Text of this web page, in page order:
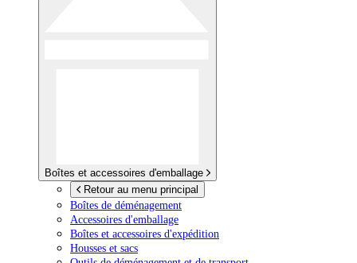
Boîtes et accessoires d'emballage
Retour au menu principal
Boîtes de déménagement
Accessoires d'emballage
Boîtes et accessoires d'expédition
Housses et sacs